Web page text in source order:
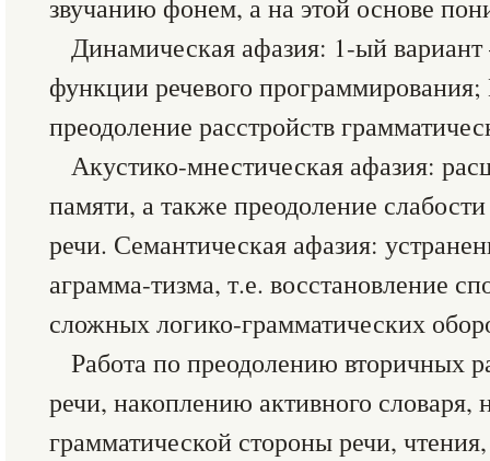
звучанию фонем, а на этой основе
Динамическая афазия: 1-ый
функции речевого
преодоление расстройств
Акустико-мнестическая афазия:
памяти, а также преодоление
речи. Семантическая афазия:
аграмма-тизма, т.е. восстановление
сложных логико-грамматических
Работа по преодолению вторичных
речи, накоплению активного словаря,
грамматической стороны речи,